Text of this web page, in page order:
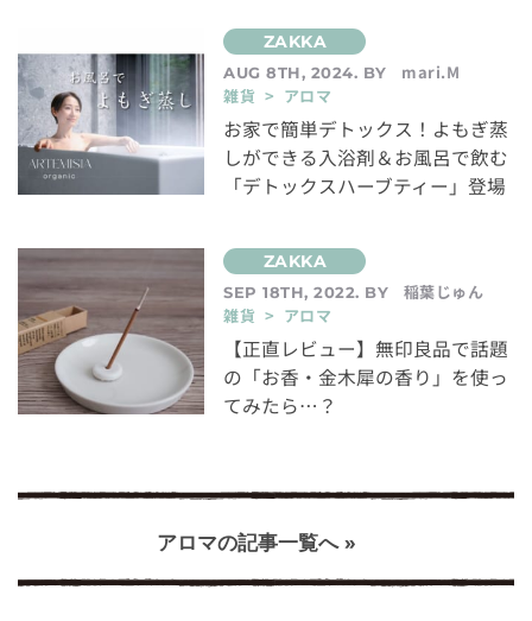
AUG 8TH, 2024. BY
mari.M
雑貨 > アロマ
お家で簡単デトックス！よもぎ蒸
しができる入浴剤＆お風呂で飲む
「デトックスハーブティー」登場
SEP 18TH, 2022. BY
稲葉じゅん
雑貨 > アロマ
【正直レビュー】無印良品で話題
の「お香・金木犀の香り」を使っ
てみたら…？
アロマの記事一覧へ »